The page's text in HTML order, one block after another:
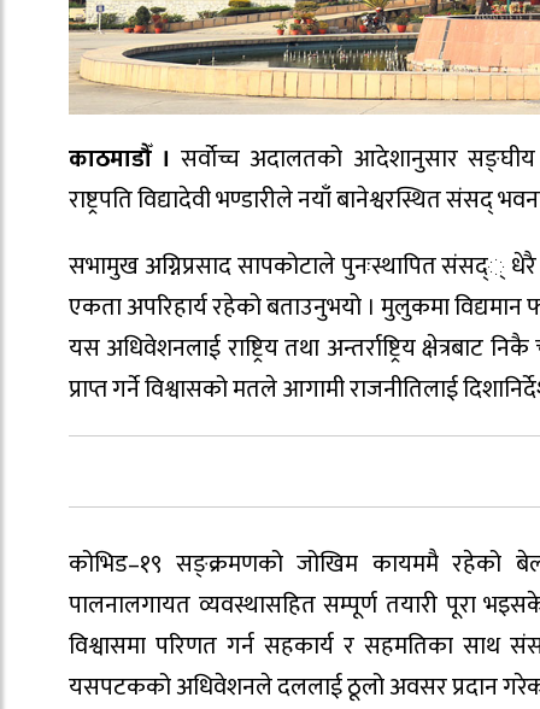
काठमाडौँ । सर्वाेच्च अदालतको आदेशानुसार
राष्ट्रपति विद्यादेवी भण्डारीले नयाँ बानेश्वरस्थित
सभामुख अग्निप्रसाद सापकोटाले पुनःस्थापित संसद््
एकता अपरिहार्य रहेको बताउनुभयो । मुलुकमा
यस अधिवेशनलाई राष्ट्रिय तथा अन्तर्राष्ट्रिय
प्राप्त गर्ने विश्वासको मतले आगामी राजनीतिलाई
कोभिड–१९ सङ्क्रमणको जोखिम कायममै रहेको
पालनालगायत व्यवस्थासहित सम्पूर्ण तयारी पूरा
विश्वासमा परिणत गर्न सहकार्य र सहमतिका
यसपटकको अधिवेशनले दललाई ठूलो अवसर प्रदान